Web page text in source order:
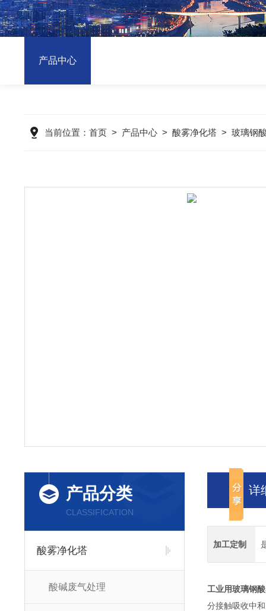
产品中心
当前位置： 首页> 产品中心> 酸雾净化塔> 玻璃钢
产品分类
CLASSIFICATION
酸雾净化塔
酸碱废气处理
详
加工定制
工业用玻璃钢
分接触吸收中